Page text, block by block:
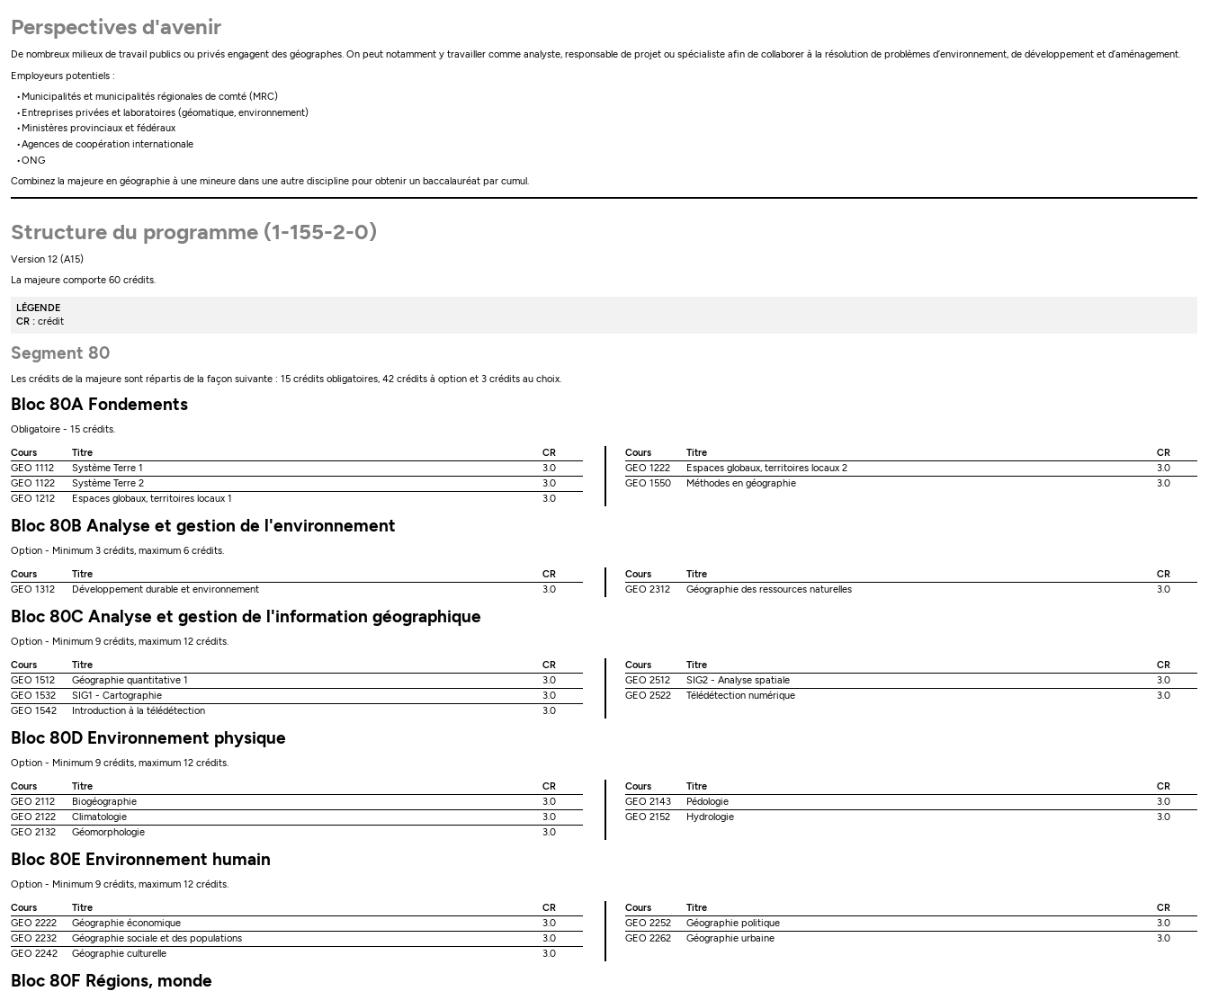
Perspectives d'avenir
De nombreux milieux de travail publics ou privés engagent des géographes. On peut notamment y travailler comme analyste, responsable de projet ou spécialiste afin de collaborer à la résolution de problèmes d’environnement, de développement et d’aménagement.
Employeurs potentiels :
Municipalités et municipalités régionales de comté (MRC)
Entreprises privées et laboratoires (géomatique, environnement)
Ministères provinciaux et fédéraux
Agences de coopération internationale
ONG
Combinez la majeure en géographie à une mineure dans une autre discipline pour obtenir un baccalauréat par cumul.
Structure du programme (1-155-2-0)
Version 12 (A15)
La majeure comporte 60 crédits.
LÉGENDE
CR : crédit
Segment 80
Les crédits de la majeure sont répartis de la façon suivante : 15 crédits obligatoires, 42 crédits à option et 3 crédits au choix.
Bloc 80A Fondements
Obligatoire - 15 crédits.
Cours
Titre
CR
GEO 1112
Système Terre 1
3.0
GEO 1122
Système Terre 2
3.0
GEO 1212
Espaces globaux, territoires locaux 1 3.0
Cours Titre
CR
GEO 1222
Espaces globaux, territoires locaux 2
3.0
GEO 1550
Méthodes en géographie 3.0
Bloc 80B Analyse et gestion de l'environnement
Option - Minimum 3 crédits, maximum 6 crédits.
Cours
Titre
CR
GEO 1312
Développement durable et environnement 3.0
Cours Titre
CR
GEO 2312
Géographie des ressources naturelles 3.0
Bloc 80C Analyse et gestion de l'information géographique
Option - Minimum 9 crédits, maximum 12 crédits.
Cours
Titre
CR
GEO 1512
Géographie quantitative 1
3.0
GEO 1532
SIG1 - Cartographie
3.0
GEO 1542
Introduction à la télédétection 3.0
Cours Titre
CR
GEO 2512
SIG2 - Analyse spatiale
3.0
GEO 2522
Télédétection numérique 3.0
Bloc 80D Environnement physique
Option - Minimum 9 crédits, maximum 12 crédits.
Cours
Titre
CR
GEO 2112
Biogéographie
3.0
GEO 2122
Climatologie
3.0
GEO 2132
Géomorphologie 3.0
Cours Titre
CR
GEO 2143
Pédologie
3.0
GEO 2152
Hydrologie 3.0
Bloc 80E Environnement humain
Option - Minimum 9 crédits, maximum 12 crédits.
Cours
Titre
CR
GEO 2222
Géographie économique
3.0
GEO 2232
Géographie sociale et des populations
3.0
GEO 2242
Géographie culturelle 3.0
Cours Titre
CR
GEO 2252
Géographie politique
3.0
GEO 2262
Géographie urbaine 3.0
Bloc 80F Régions, monde